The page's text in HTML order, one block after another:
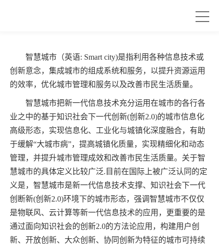
智慧城市（英语: Smart city)是指利用各种信息技术或
创新意念，集成城市的组成系统和服务，以提升资源运用
的效率，优化城市管理和服务以及改善市民生活质量。
智慧城市把新一代信息技术充分运用在城市的各行各
业之中的基于知识社会下一代创新(创新2.0)的城市信息化
高级形态，实现信息化、工业化与城镇化深度融合，有助
于缓解“大城市病”，提高城镇化质量，实现精细化和动态
管理，并提升城市管理成效和改善市民生活质量。关于智
慧城市的具体定义比较广泛.目前在国际上被广泛认同的定
义是，智慧城市是新一代信息技术支撑、知识社会下一代
创断新(创新2.0)环境下的城市形态，强调智慧城市不仅仅
是物联风、云计算等新一代信息技术的应用，更重要的是
通过面向知识社会的创新2.0的方法论应用，构建用户创
新、开放创新、大众创新、协同创新为特征的城市可持续